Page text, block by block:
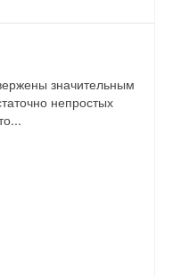
значительным
непростых